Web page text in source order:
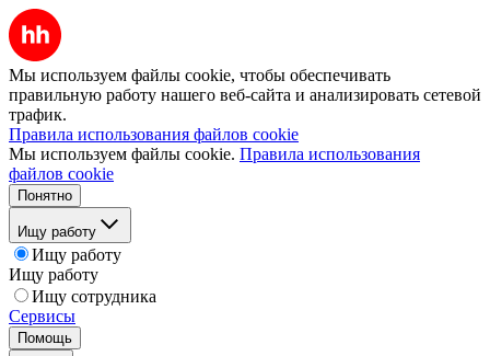
Мы используем файлы cookie, чтобы обеспечивать
правильную работу нашего веб-сайта и анализировать сетевой
трафик.
Правила использования файлов cookie
Мы используем файлы cookie. Правила использования
файлов cookie
Понятно
Ищу работу
Ищу работу
Ищу работу
Ищу сотрудника
Сервисы
Помощь